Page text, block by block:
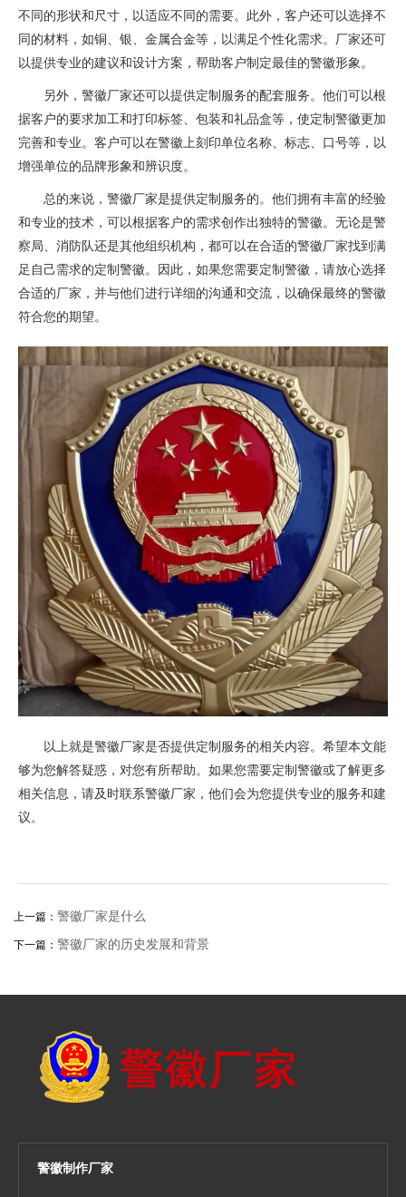
不同的形状和尺寸，以适应不同的需要。此外，客户还可以选择不
同的材料，如铜、银、金属合金等，以满足个性化需求。厂家还可
以提供专业的建议和设计方案，帮助客户制定最佳的警徽形象。
另外，警徽厂家还可以提供定制服务的配套服务。他们可以根
据客户的要求加工和打印标签、包装和礼品盒等，使定制警徽更加
完善和专业。客户可以在警徽上刻印单位名称、标志、口号等，以
增强单位的品牌形象和辨识度。
总的来说，警徽厂家是提供定制服务的。他们拥有丰富的经验
和专业的技术，可以根据客户的需求创作出独特的警徽。无论是警
察局、消防队还是其他组织机构，都可以在合适的警徽厂家找到满
足自己需求的定制警徽。因此，如果您需要定制警徽，请放心选择
合适的厂家，并与他们进行详细的沟通和交流，以确保最终的警徽
符合您的期望。
以上就是警徽厂家是否提供定制服务的相关内容。希望本文能
够为您解答疑惑，对您有所帮助。如果您需要定制警徽或了解更多
相关信息，请及时联系警徽厂家，他们会为您提供专业的服务和建
议。
上一篇： 警徽厂家是什么
下一篇： 警徽厂家的历史发展和背景
警徽制作厂家